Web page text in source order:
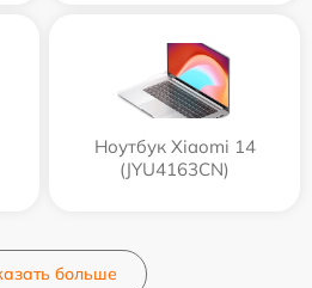
Ноутбук Xiaomi 14
(JYU4163CN)
больше